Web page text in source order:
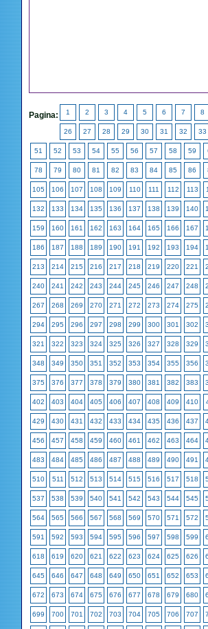
Pagina: 1 2 3 4 5 6 7 8
26 27 28 29 30 31 32 33
51 52 53 54 55 56 57 58 59
78 79 80 81 82 83 84 85 86
105 106 107 108 109 110 111 112 113
132 133 134 135 136 137 138 139 140
159 160 161 162 163 164 165 166 167
186 187 188 189 190 191 192 193 194
213 214 215 216 217 218 219 220 221
240 241 242 243 244 245 246 247 248
267 268 269 270 271 272 273 274 275
294 295 296 297 298 299 300 301 302
321 322 323 324 325 326 327 328 329
348 349 350 351 352 353 354 355 356
375 376 377 378 379 380 381 382 383
402 403 404 405 406 407 408 409 410
429 430 431 432 433 434 435 436 437
456 457 458 459 460 461 462 463 464
483 484 485 486 487 488 489 490 491
510 511 512 513 514 515 516 517 518
537 538 539 540 541 542 543 544 545
564 565 566 567 568 569 570 571 572
591 592 593 594 595 596 597 598 599
618 619 620 621 622 623 624 625 626
645 646 647 648 649 650 651 652 653
672 673 674 675 676 677 678 679 680
699 700 701 702 703 704 705 706 707